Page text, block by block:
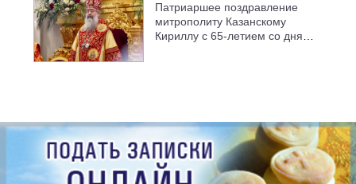
Патриаршее поздравление
митрополиту Казанскому
Кириллу с 65-летием со дня